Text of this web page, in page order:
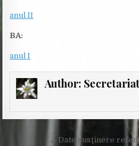
anul II
BA:
anul I
Author: Secretariat
← Date susţinere